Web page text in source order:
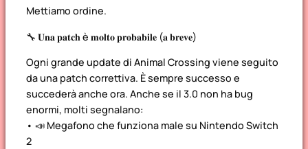
Mettiamo ordine.
🔧 𝐔𝐧𝐚 𝐩𝐚𝐭𝐜𝐡 è 𝐦𝐨𝐥𝐭𝐨 𝐩𝐫𝐨𝐛𝐚𝐛𝐢𝐥𝐞 (𝐚 𝐛𝐫𝐞𝐯𝐞)
Ogni grande update di Animal Crossing viene seguito
da una patch correttiva. È sempre successo e
succederà anche ora. Anche se il 3.0 non ha bug
enormi, molti segnalano:
• 📣 Megafono che funziona male su Nintendo Switch
2